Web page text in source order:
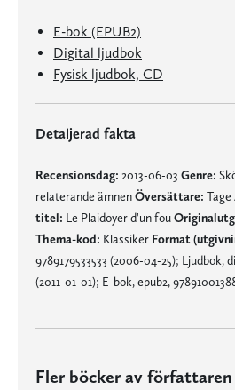
E-bok (EPUB2)
Digital ljudbok
Fysisk ljudbok, CD
Detaljerad fakta
Recensionsdag: 2013-06-03 Genre:
relaterande ämnenÖversättare: Tage
titel: Le Plaidoyer d'un fou
Thema-kod: Klassiker Format
9789179533533 (2006-04-25); Ljudbok,
(2011-01-01); E-bok, epub2,
Fler böcker av författaren